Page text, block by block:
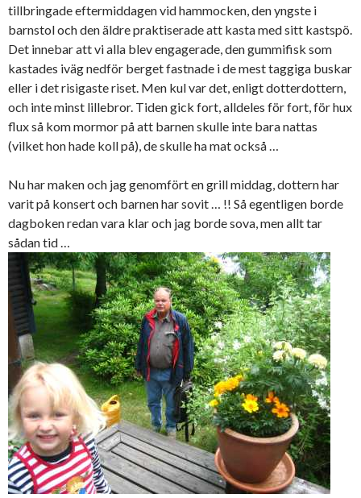
tillbringade eftermiddagen vid hammocken, den yngste i
barnstol och den äldre praktiserade att kasta med sitt kastspö.
Det innebar att vi alla blev engagerade, den gummifisk som
kastades iväg nedför berget fastnade i de mest taggiga buskar
eller i det risigaste riset. Men kul var det, enligt dotterdottern,
och inte minst lillebror. Tiden gick fort, alldeles för fort, för hux
flux så kom mormor på att barnen skulle inte bara nattas
(vilket hon hade koll på), de skulle ha mat också …
Nu har maken och jag genomfört en grill middag, dottern har
varit på konsert och barnen har sovit … !! Så egentligen borde
dagboken redan vara klar och jag borde sova, men allt tar
sådan tid …